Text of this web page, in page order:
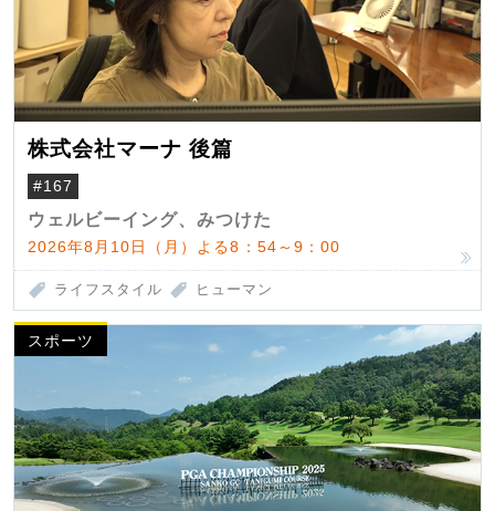
株式会社マーナ 後篇
#167
ウェルビーイング、みつけた
2026年8月10日（月）よる8：54～9：00
ライフスタイル ヒューマン
スポーツ